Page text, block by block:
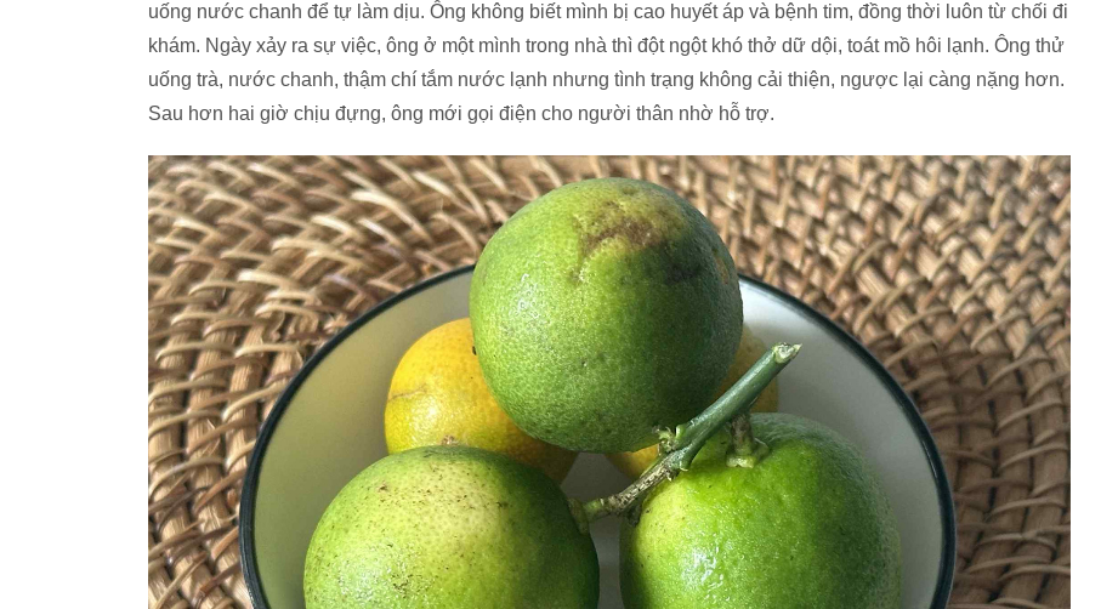
uống nước chanh để tự làm dịu. Ông không biết mình bị cao huyết áp và bệnh tim, đồng thời luôn từ chối đi
khám. Ngày xảy ra sự việc, ông ở một mình trong nhà thì đột ngột khó thở dữ dội, toát mồ hôi lạnh. Ông thử
uống trà, nước chanh, thậm chí tắm nước lạnh nhưng tình trạng không cải thiện, ngược lại càng nặng hơn.
Sau hơn hai giờ chịu đựng, ông mới gọi điện cho người thân nhờ hỗ trợ.